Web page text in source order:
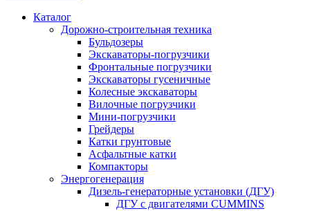
Каталог
Дорожно-строительная техника
Бульдозеры
Экскаваторы-погрузчики
Фронтальные погрузчики
Экскаваторы гусеничные
Колесные экскаваторы
Вилочные погрузчики
Мини-погрузчики
Грейдеры
Катки грунтовые
Асфальтные катки
Компакторы
Энергогенерация
Дизель-генераторные установки (ДГУ)
ДГУ с двигателями CUMMINS